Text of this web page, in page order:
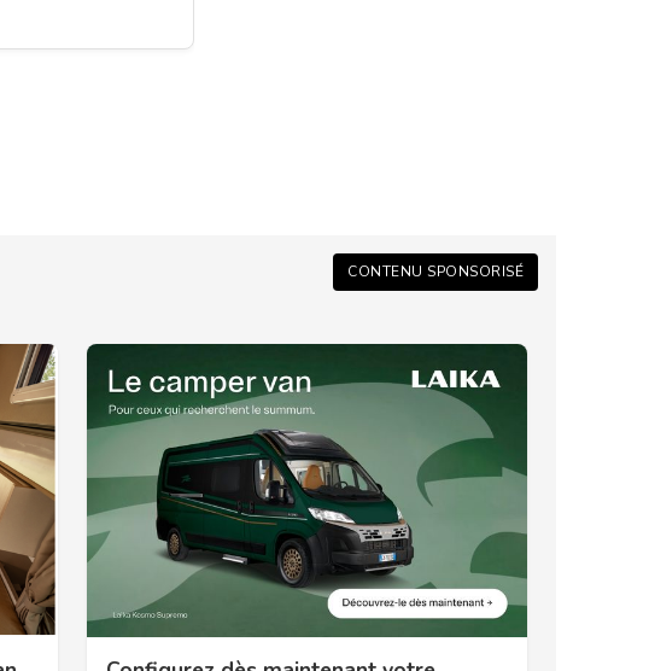
CONTENU SPONSORISÉ